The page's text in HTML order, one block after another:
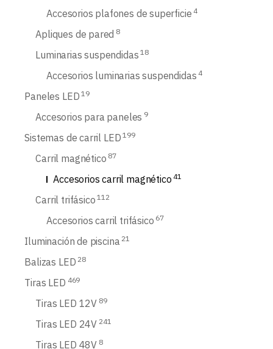
Accesorios plafones de superficie 4
Apliques de pared 8
Luminarias suspendidas 18
Accesorios luminarias suspendidas 4
Paneles LED 19
Accesorios para paneles 9
Sistemas de carril LED 199
Carril magnético 87
Accesorios carril magnético 41
Carril trifásico 112
Accesorios carril trifásico 67
Iluminación de piscina 21
Balizas LED 28
Tiras LED 469
Tiras LED 12V 89
Tiras LED 24V 241
Tiras LED 48V 8